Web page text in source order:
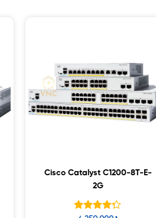
Cisco Catalyst C1200-8T-E-
2G